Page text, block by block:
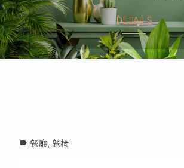
DETAILS
label 餐廳, 餐椅